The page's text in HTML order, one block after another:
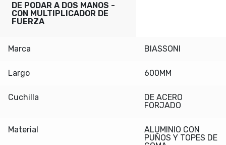
DE PODAR A DOS MANOS -
CON MULTIPLICADOR DE
FUERZA
Marca BIASSONI
Largo 600MM
Cuchilla
DE ACERO
FORJADO
Material
ALUMINIO CON
PUÑOS Y TOPES DE